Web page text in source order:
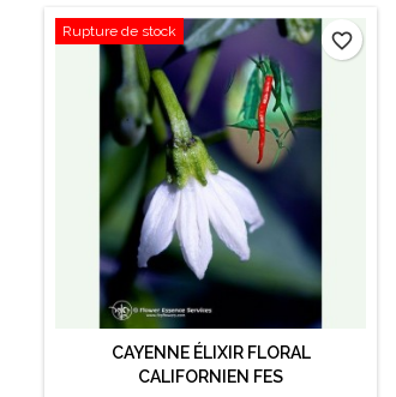
Rupture de stock
CAYENNE ÉLIXIR FLORAL
CALIFORNIEN FES
favorite_border